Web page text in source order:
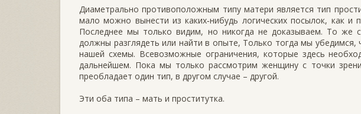
Диаметрально противоположным типу матери является тип
мало можно вынести из каких‑нибудь логических посылок, как
Последнее мы только видим, но никогда не доказываем. То же
должны разглядеть или найти в опыте, Только тогда мы убедимся,
нашей схемы. Всевозможные ограничения, которые здесь
дальнейшем. Пока мы только рассмотрим женщину с точки
преобладает один тип, в другом случае – другой.
Эти оба типа – мать и проститутка.